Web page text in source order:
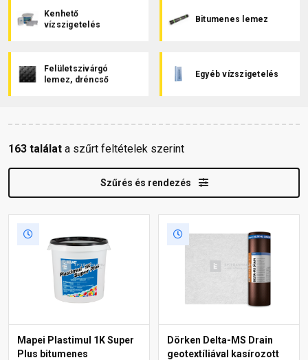
Kenhető
vízszigetelés
Bitumenes lemez
Felületszivárgó
lemez, dréncső
Egyéb vízszigetelés
163 találat a szűrt feltételek szerint
Szűrés és rendezés
Mapei Plastimul 1K Super
Plus bitumenes
Dörken Delta-MS Drain
geotextíliával kasírozott